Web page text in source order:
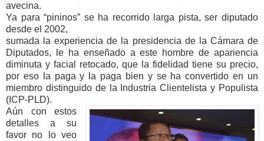
avecina.
Ya para “pininos” se ha recorrido larga pista, ser diputado
desde el 2002,
sumada la experiencia de la presidencia de la Cámara de
Diputados, le ha enseñado a este hombre de apariencia
diminuta y facial retocado, que la fidelidad tiene su precio,
por eso la paga y la paga bien y se ha convertido en un
miembro distinguido de la Industria Clientelista y Populista
(ICP-PLD).
Aún con estos
detalles a su
favor no lo veo